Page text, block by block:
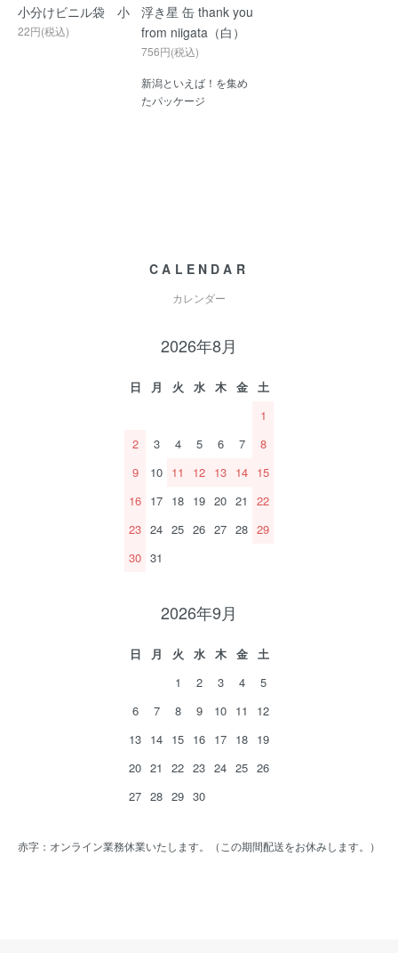
小分けビニル袋 小
22円(税込)
浮き星 缶 thank you
from niigata（白）
756円(税込)
新潟といえば！を集め
たパッケージ
CALENDAR
カレンダー
2026年8月
日 月 火 水 木 金
土
1
2
3 4 5 6 7
8
9
10 11 12 13 14 15
16 17 18 19 20 21
22
23 24 25 26 27 28 29
30 31
2026年9月
日 月 火 水 木 金
土
1
2 3 4
5
6
7 8 9 10 11
12
13 14 15 16 17 18 19
20 21 22 23 24 25 26
27 28 29 30
赤字：オンライン業務休業いたします。（この期間配送をお休みします。）